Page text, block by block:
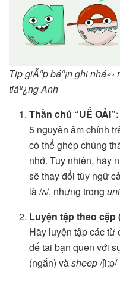
Tip giÃºp báº¡n ghi
tiáº¿ng Anh
Thần chú “UỂ OẢI”:
5 nguyên âm chính
có thể ghép chúng
nhớ. Tuy nhiên, hãy
sẽ thay đổi tùy ngữ
là /ʌ/, nhưng trong
Luyện tập theo cặp
Hãy luyện tập các từ
để tai bạn quen với
(ngắn) vàsheep/